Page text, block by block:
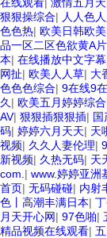
狠狠操综合| 人人色
色色热| 欧美日韩欧美
品一区二区色欲黄A片
本| 在线播放中文字幕
网扯| 欧美人人草| 大
色色色综合| 9在线9
久 | 欧美五月婷婷综合
AV| 狠狠插狠狠插| 国
码| 婷婷六月天天| 天
视频| 久久人妻伦理|
新视频| 久热无码| 天
com. | www.婷婷亚洲
首页| 无码碰碰| 内射
色丨高潮丰满日本|
月天开心网| 97色啪|
精品视频在线观看|